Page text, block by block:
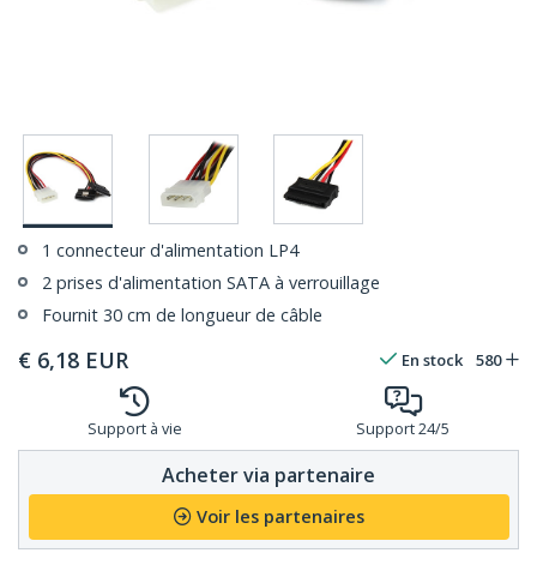
1 connecteur d'alimentation LP4
2 prises d'alimentation SATA à verrouillage
Fournit 30 cm de longueur de câble
€ 6,18 EUR En stock 580
Support à vie Support 24/5
Acheter via partenaire
Voir les partenaires